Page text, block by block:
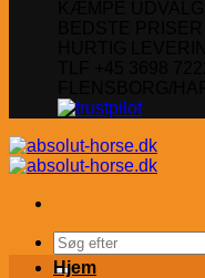
Søg
efter:
Hjem